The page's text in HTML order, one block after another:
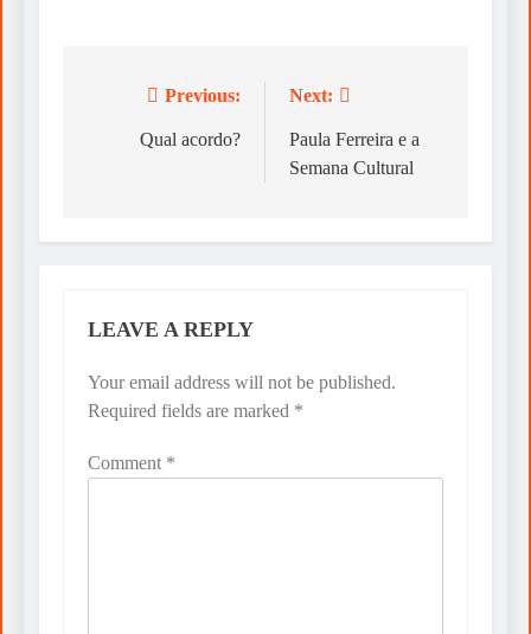
navigation
Previous:
Qual acordo?
Next:
Paula Ferreira e a
Semana Cultural
LEAVE A REPLY
Your email address will not be published.
Required fields are marked *
Comment *